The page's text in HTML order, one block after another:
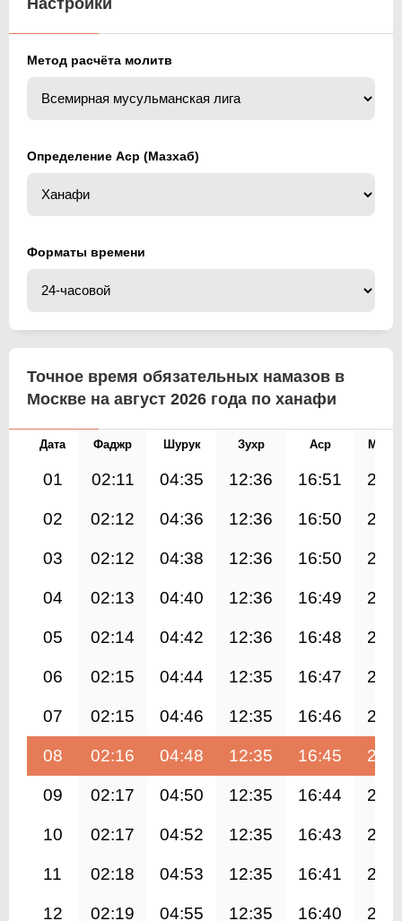
Метод расчёта молитв
Определение Аср (Мазхаб)
Форматы времени
Точное время обязательных намазов в
Москве на август 2026 года по ханафи
Дата Фаджр Шурук Зухр Аср
01 02:11 04:35 12:36 16:51
02 02:12 04:36 12:36 16:50
03 02:12 04:38 12:36 16:50
04 02:13 04:40 12:36 16:49
05 02:14 04:42 12:36 16:48
06 02:15 04:44 12:35 16:47
07 02:15 04:46 12:35 16:46
08 02:16 04:48 12:35 16:45
09 02:17 04:50 12:35 16:44
10 02:17 04:52 12:35 16:43
11 02:18 04:53 12:35 16:41
12 02:19 04:55 12:35 16:40